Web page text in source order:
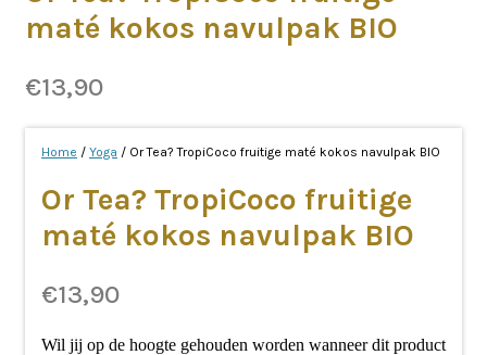
maté kokos navulpak BIO
€13,90
Home / Yoga / Or Tea? TropiCoco fruitige maté kokos navulpak BIO
Or Tea? TropiCoco fruitige
maté kokos navulpak BIO
€13,90
Wil jij op de hoogte gehouden worden wanneer dit product